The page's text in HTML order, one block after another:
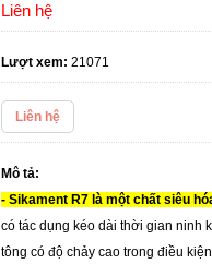
Liên hệ
Lượt xem: 21071
Liên hệ
Mô tả:
- Sikament R7 là một chất siêu
có tác dụng kéo dài thời gian ninh
tông có độ chảy cao trong điều